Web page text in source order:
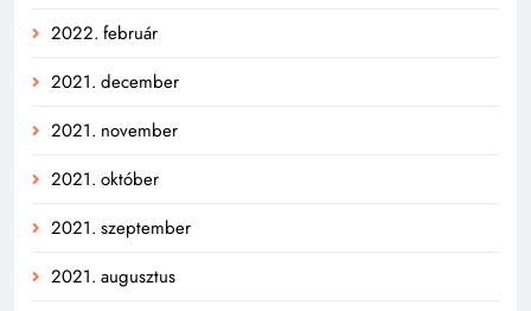
2022. február
2021. december
2021. november
2021. október
2021. szeptember
2021. augusztus